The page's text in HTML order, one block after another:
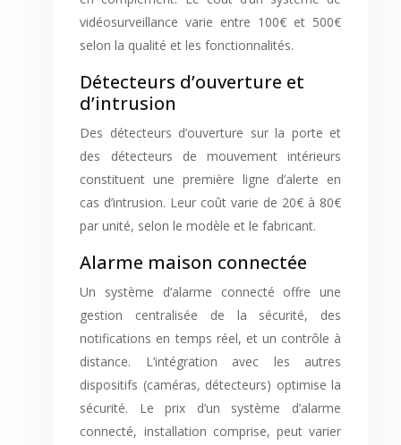
vidéosurveillance varie entre 100€ et 500€
selon la qualité et les fonctionnalités.
Détecteurs d’ouverture et
d’intrusion
Des détecteurs d’ouverture sur la porte et
des détecteurs de mouvement intérieurs
constituent une première ligne d’alerte en
cas d’intrusion. Leur coût varie de 20€ à 80€
par unité, selon le modèle et le fabricant.
Alarme maison connectée
Un système d’alarme connecté offre une
gestion centralisée de la sécurité, des
notifications en temps réel, et un contrôle à
distance. L’intégration avec les autres
dispositifs (caméras, détecteurs) optimise la
sécurité. Le prix d’un système d’alarme
connecté, installation comprise, peut varier